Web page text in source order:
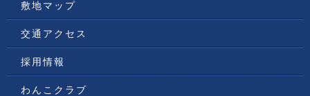
敷地マップ
交通アクセス
採用情報
わんこクラブ